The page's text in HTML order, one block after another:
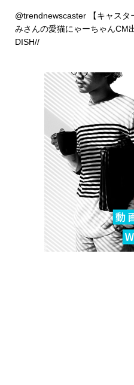
@trendnewscaster【キャスタ
みさんの愛猫にゃーちゃん
DISH//